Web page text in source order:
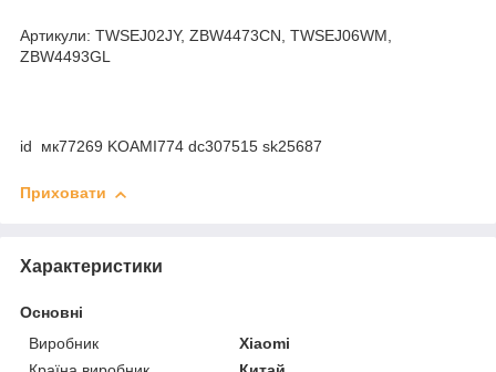
Артикули: TWSEJ02JY, ZBW4473CN, TWSEJ06WM,
ZBW4493GL
id мк77269 KOAMI774 dc307515 sk25687
Приховати
Характеристики
Основні
Виробник
Xiaomi